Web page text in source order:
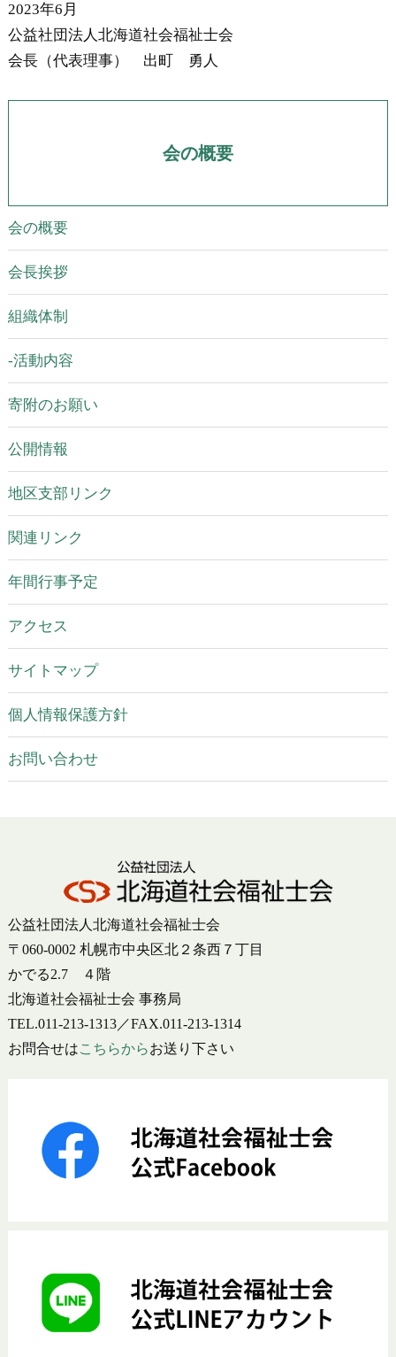
2023年6月
公益社団法人北海道社会福祉士会
会長（代表理事） 出町 勇人
会の概要
会の概要
会長挨拶
組織体制
-活動内容
寄附のお願い
公開情報
地区支部リンク
関連リンク
年間行事予定
アクセス
サイトマップ
個人情報保護方針
お問い合わせ
公益社団法人北海道社会福祉士会
〒060-0002 札幌市中央区北２条西７丁目
かでる2.7 ４階
北海道社会福祉士会 事務局
TEL.011-213-1313／FAX.011-213-1314
お問合せはこちらからお送り下さい